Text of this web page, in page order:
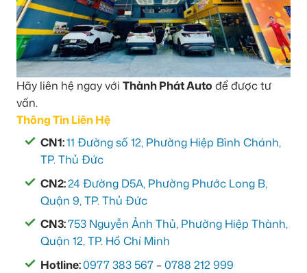
Hãy liên hệ ngay với Thành Phát Auto để được tư
vấn.
Thông Tin Liên Hệ
CN1:11 Đường số 12, Phường Hiệp Bình Chánh,
TP. Thủ Đức
CN2:24 Đường D5A, Phường Phước Long B,
Quận 9, TP. Thủ Đức
CN3:753 Nguyễn Ảnh Thủ, Phường Hiệp Thành,
Quận 12, TP. Hồ Chí Minh
Hotline:0977 383 567 –0788 212 999